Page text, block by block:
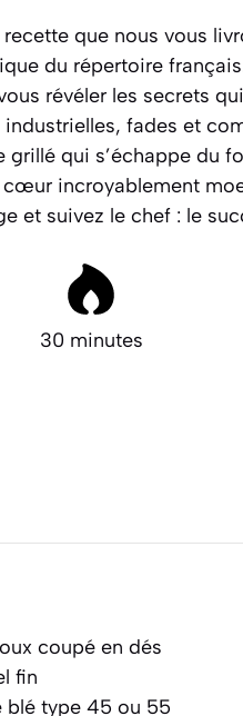
que nous vous
du répertoire
révéler les secrets
fades et
qui s’échappe du
incroyablement
et suivez le chef : le
30 minutes
coupé en dés
fin
blé type 45 ou 55